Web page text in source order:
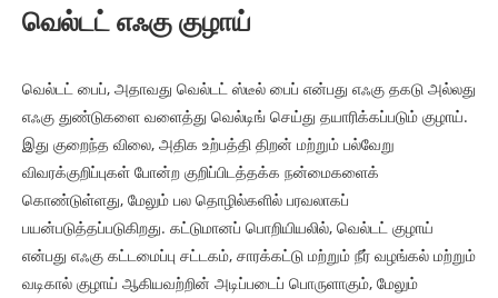
வெல்டட் எஃகு குழாய்
வெல்டட் பைப், அதாவது வெல்டட் ஸ்டீல் பைப் என்பது எஃகு தகடு அல்லது
எஃகு துண்டுகளை வளைத்து வெல்டிங் செய்து தயாரிக்கப்படும் குழாய்.
இது குறைந்த விலை, அதிக உற்பத்தி திறன் மற்றும் பல்வேறு
விவரக்குறிப்புகள் போன்ற குறிப்பிடத்தக்க நன்மைகளைக்
கொண்டுள்ளது, மேலும் பல தொழில்களில் பரவலாகப்
பயன்படுத்தப்படுகிறது. கட்டுமானப் பொறியியலில், வெல்டட் குழாய்
என்பது எஃகு கட்டமைப்பு சட்டகம், சாரக்கட்டு மற்றும் நீர் வழங்கல் மற்றும்
வடிகால் குழாய் ஆகியவற்றின் அடிப்படைப் பொருளாகும், மேலும்